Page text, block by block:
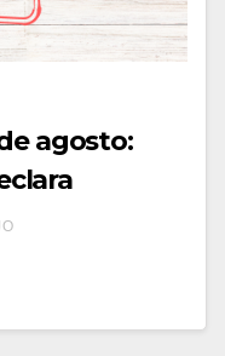
agosto: